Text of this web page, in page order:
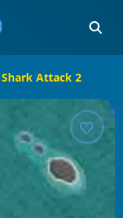
Shark Attack 2